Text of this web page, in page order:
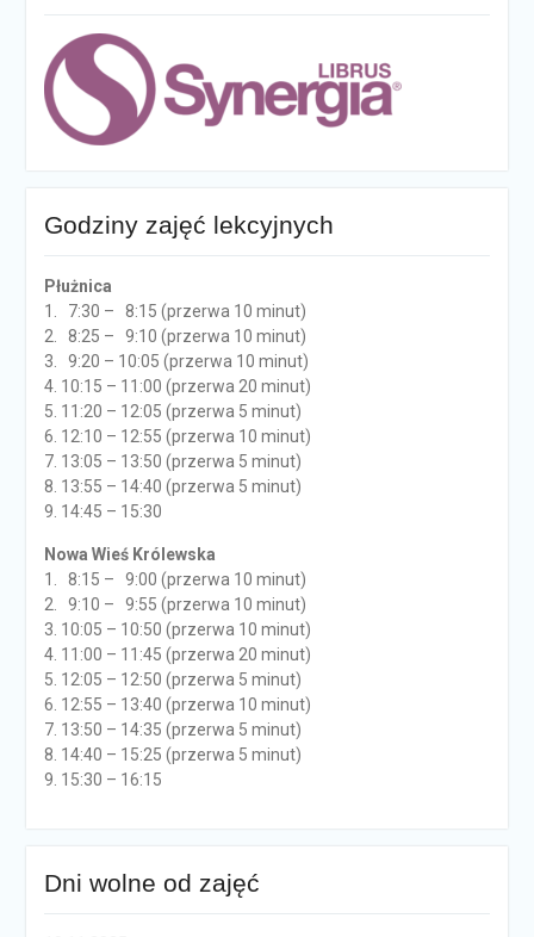
Godziny zajęć lekcyjnych
Płużnica
1. 7:30 – 8:15 (przerwa 10 minut)
2. 8:25 – 9:10 (przerwa 10 minut)
3. 9:20 – 10:05 (przerwa 10 minut)
4. 10:15 – 11:00 (przerwa 20 minut)
5. 11:20 – 12:05 (przerwa 5 minut)
6. 12:10 – 12:55 (przerwa 10 minut)
7. 13:05 – 13:50 (przerwa 5 minut)
8. 13:55 – 14:40 (przerwa 5 minut)
9. 14:45 – 15:30
Nowa Wieś Królewska
1. 8:15 – 9:00 (przerwa 10 minut)
2. 9:10 – 9:55 (przerwa 10 minut)
3. 10:05 – 10:50 (przerwa 10 minut)
4. 11:00 – 11:45 (przerwa 20 minut)
5. 12:05 – 12:50 (przerwa 5 minut)
6. 12:55 – 13:40 (przerwa 10 minut)
7. 13:50 – 14:35 (przerwa 5 minut)
8. 14:40 – 15:25 (przerwa 5 minut)
9. 15:30 – 16:15
Dni wolne od zajęć